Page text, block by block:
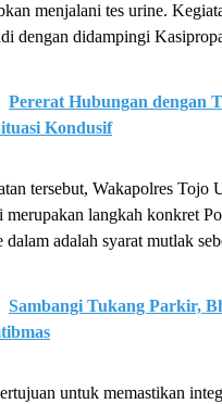
menjalani tes urine.
dengan didampingi
Pererat Hubungan dengan
Kondusif
tersebut, Wakapolres
merupakan langkah konkret
dalam adalah syarat mutlak
Sambangi Tukang Parkir,
untuk memastikan